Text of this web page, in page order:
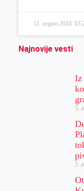
11. avgust 2024.
Najnovije vesti
Iz
5.
5.